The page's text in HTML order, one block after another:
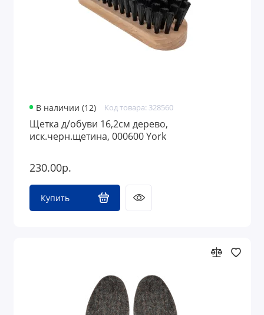
В наличии (12) Код товара: 328560
Щетка д/обуви 16,2см дерево,
иск.черн.щетина, 000600 York
230.00р.
Купить